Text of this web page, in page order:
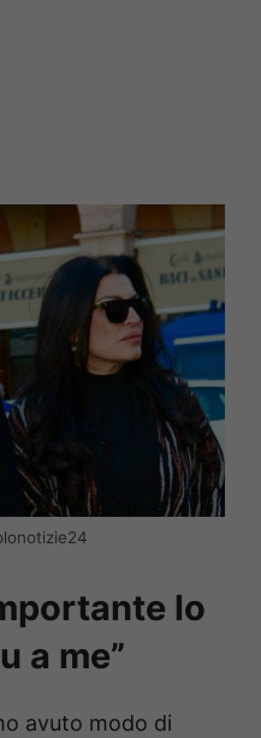
lo
a me”
avuto modo di